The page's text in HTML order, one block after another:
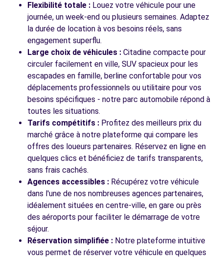
Flexibilité totale : Louez votre véhicule pour une
journée, un week-end ou plusieurs semaines. Adaptez
la durée de location à vos besoins réels, sans
engagement superflu.
Large choix de véhicules : Citadine compacte pour
circuler facilement en ville, SUV spacieux pour les
escapades en famille, berline confortable pour vos
déplacements professionnels ou utilitaire pour vos
besoins spécifiques - notre parc automobile répond à
toutes les situations.
Tarifs compétitifs : Profitez des meilleurs prix du
marché grâce à notre plateforme qui compare les
offres des loueurs partenaires. Réservez en ligne en
quelques clics et bénéficiez de tarifs transparents,
sans frais cachés.
Agences accessibles : Récupérez votre véhicule
dans l'une de nos nombreuses agences partenaires,
idéalement situées en centre-ville, en gare ou près
des aéroports pour faciliter le démarrage de votre
séjour.
Réservation simplifiée : Notre plateforme intuitive
vous permet de réserver votre véhicule en quelques